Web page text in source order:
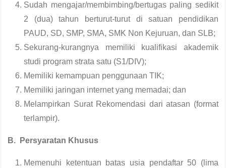
Sudah mengajar/membimbing/bertugas paling sedikit
2 (dua) tahun berturut-turut di satuan pendidikan
PAUD, SD, SMP, SMA, SMK Non Kejuruan, dan SLB;
Sekurang-kurangnya memiliki kualifikasi akademik
studi program strata satu (S1/DIV);
Memiliki kemampuan penggunaan TIK;
Memiliki jaringan internet yang memadai; dan
Melampirkan Surat Rekomendasi dari atasan (format
terlampir).
B. Persyaratan Khusus
Memenuhi ketentuan batas usia pendaftar 50 (lima